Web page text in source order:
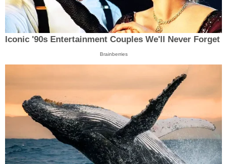
Iconic '90s Entertainment Couples We'll Never Forget
Brainberries